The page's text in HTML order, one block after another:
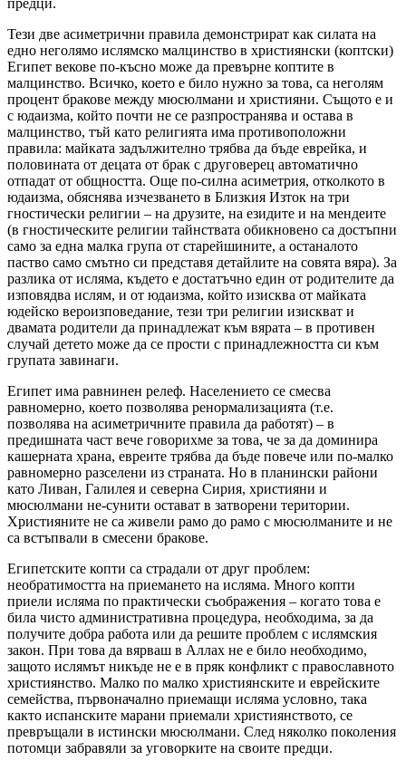
предци.
Тези две асиметрични правила демонстрират как силата на
едно неголямо ислямско малцинство в християнски (коптски)
Египет векове по-късно може да превърне коптите в
малцинство. Всичко, което е било нужно за това, са неголям
процент бракове между мюсюлмани и християни. Същото е и
с юдаизма, който почти не се разпространява и остава в
малцинство, тъй като религията има противоположни
правила: майката задължително трябва да бъде еврейка, и
половината от децата от брак с друговерец автоматично
отпадат от общността. Още по-силна асиметрия, отколкото в
юдаизма, обяснява изчезването в Близкия Изток на три
гностически религии – на друзите, на езидите и на мендеите
(в гностическите религии тайнствата обикновено са достъпни
само за една малка група от старейшините, а останалото
паство само смътно си представя детайлите на совята вяра). За
разлика от исляма, където е достатъчно един от родителите да
изповядва ислям, и от юдаизма, който изисква от майката
юдейско вероизповедание, тези три религии изискват и
двамата родители да принадлежат към вярата – в противен
случай детето може да се прости с принадлежността си към
групата завинаги.
Египет има равнинен релеф. Населението се смесва
равномерно, което позволява ренормализацията (т.е.
позволява на асиметричните правила да работят) – в
предишната част вече говорихме за това, че за да доминира
кашерната храна, евреите трябва да бъде повече или по-малко
равномерно разселени из страната. Но в планински райони
като Ливан, Галилея и северна Сирия, християни и
мюсюлмани не-сунити остават в затворени територии.
Християните не са живели рамо до рамо с мюсюлманите и не
са встъпвали в смесени бракове.
Египетските копти са страдали от друг проблем:
необратимостта на приемането на исляма. Много копти
приели исляма по практически съображения – когато това е
била чисто административна процедура, необходима, за да
получите добра работа или да решите проблем с ислямския
закон. При това да вярваш в Аллах не е било необходимо,
защото ислямът никъде не е в пряк конфликт с православното
християнство. Малко по малко християнските и еврейските
семейства, първоначално приемащи исляма условно, така
както испанските марани приемали християнството, се
превръщали в истински мюсюлмани. След няколко поколения
потомци забравяли за уговорките на своите предци.